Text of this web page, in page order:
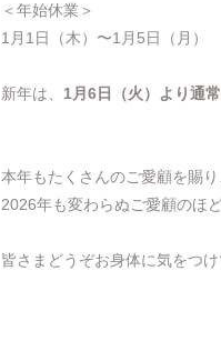
＜年始休業＞
1月1日（木）〜1月5日（月）
新年は、 1月6日（火）より通
本年もたくさんのご愛顧を賜
2026年も変わらぬご愛顧のほ
皆さまどうぞお身体に気をつ